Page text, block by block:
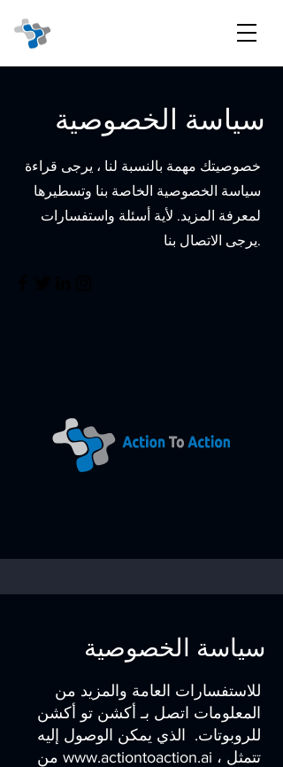
سياسة الخصوصية
خصوصيتك مهمة بالنسبة لنا ، يرجى قراءة
سياسة الخصوصية الخاصة بنا وتسطيرها
لمعرفة المزيد. لأية أسئلة واستفسارات
يرجى الاتصال بنا.
سياسة الخصوصية
للاستفسارات العامة والمزيد من
المعلومات اتصل بـ أكشن تو أكشن
للروبوتات. الذي يمكن الوصول إليه
www.actiontoaction.ai ، تتمثل